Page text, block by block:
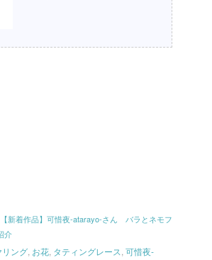
【新着作品】可惜夜-atarayo-さん バラとネモフ
介
リング お花 タティングレース 可惜夜-